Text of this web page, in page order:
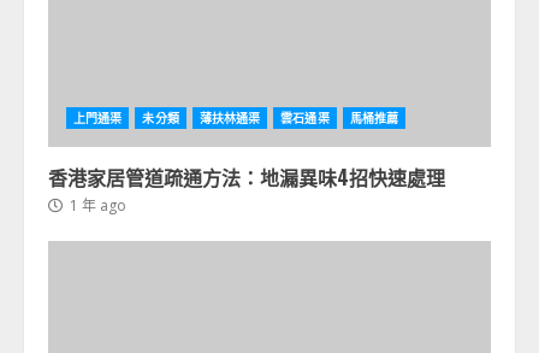
上門通渠 未分類 薄扶林通渠 雲石通渠 馬桶推薦
香港家居管道疏通方法：地漏異味4招快速處理
1 年 ago